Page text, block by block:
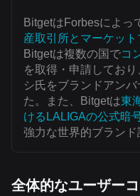
BitgetはForbesによっ
産取引所とマーケット
Bitgetは複数の国でコ
を取得・申請してお
シ氏をブランドアン
た。また、Bitgetは東
けるLALIGAの公式暗
強力な世界的ブランド
全体的なユーザー